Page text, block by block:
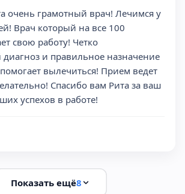
очень грамотный врач! Лечимся у
Врач который на все 100
свою работу! Четко
и правильное назначение
вылечиться! Прием ведет
Спасибо вам Рита за ваш
успехов в работе!
Показать ещё8